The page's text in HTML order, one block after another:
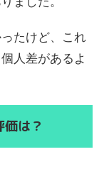
たけど、これ
人差があるよ
は？